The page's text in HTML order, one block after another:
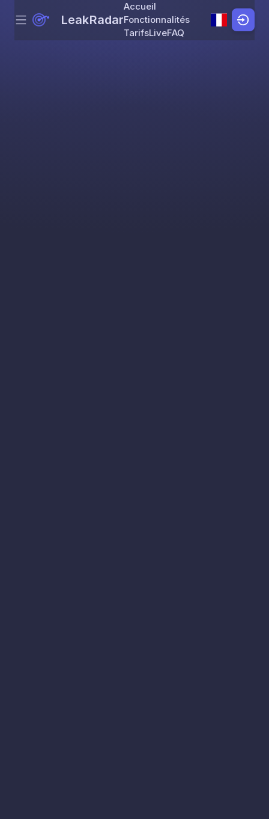
Skip to content
Menu LeakRadar
Accueil
Fonctionnalités
TarifsLiveFAQ